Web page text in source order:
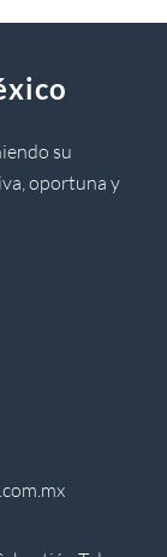
su
oportuna y